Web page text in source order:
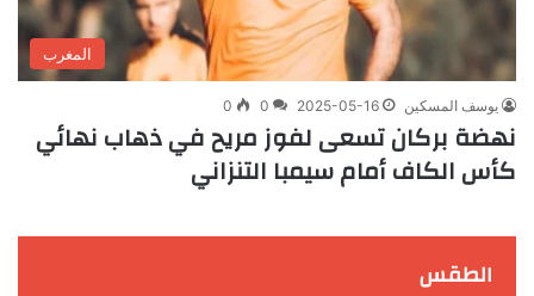
المغرب
يوسف المسكين 2025-05-16
0
0
نهضة بركان تسعى لفوز مريح في ذهاب نهائي
كأس الكاف أمام سيمبا التنزاني
الطقس